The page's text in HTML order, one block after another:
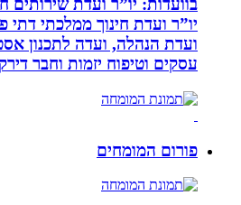
בוועדות: יו”ר ועדת שירותים
יו”ר ועדת חינוך ממלכתי דתי
ועדת הנהלה, ועדה לתכנון
עסקים וטיפוח יזמות וחבר
פורום המומחים